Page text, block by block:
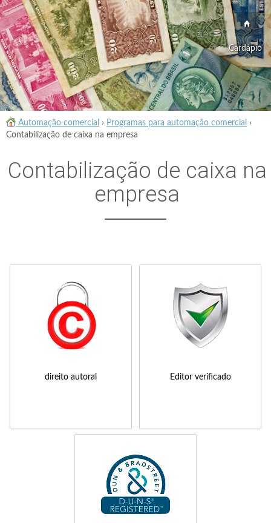
Cardápio
Automação comercial › Programas para automação comercial
›
Contabilização de caixa na empresa
Contabilização de caixa na
empresa
direito autoral Editor verificado